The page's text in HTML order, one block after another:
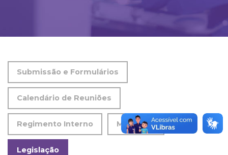
Submissão e Formulários
Calendário de Reuniões
Regimento Interno Membros
Legislação